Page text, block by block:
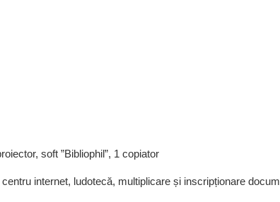
soft ”Bibliophil”, 1 copiator
internet, ludotecă, multiplicare și inscripționare